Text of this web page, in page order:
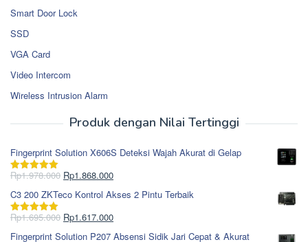
Smart Door Lock
SSD
VGA Card
Video Intercom
Wireless Intrusion Alarm
Produk dengan Nilai Tertinggi
Fingerprint Solution X606S Deteksi Wajah Akurat di Gelap
Dinilai5.00
Rp1.978.000 Harga
aslinya
adalah:
Rp1.978.000.
Rp1.868.000Harga
saat
ini
adalah:
C3 200 ZKTeco Kontrol Akses 2 Pintu Terbaik
Dinilai5.00
Rp1.695.000 Harga
aslinya
Rp1.617.000Harga
saat
Fingerprint Solution P207 Absensi Sidik Jari Cepat & Akurat